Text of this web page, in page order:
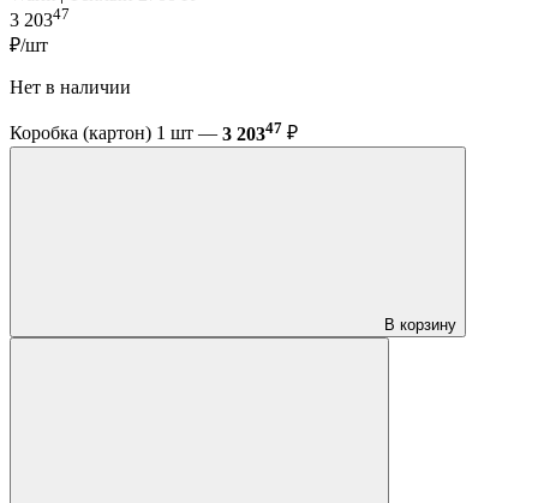
3 20347
₽/шт
Нет в наличии
Коробка (картон) 1 шт — 3 20347 ₽
В корзину